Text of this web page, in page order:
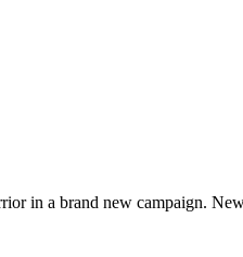
in a brand new campaign.